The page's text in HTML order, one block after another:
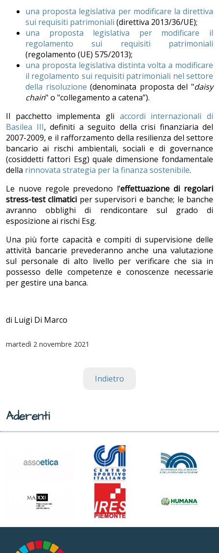
una proposta legislativa per modificare la direttiva
sui requisiti patrimoniali (direttiva 2013/36/UE);
una proposta legislativa per modificare il
regolamento sui requisiti patrimoniali
(regolamento (UE) 575/2013);
una proposta legislativa distinta volta a modificare
il regolamento sui requisiti patrimoniali nel settore
della risoluzione (denominata proposta del "daisy
chain" o "collegamento a catena”).
Il pacchetto implementa gli accordi internazionali di
Basilea III, definiti a seguito della crisi finanziaria del
2007-2009, e il rafforzamento della resilienza del settore
bancario ai rischi ambientali, sociali e di governance
(cosiddetti fattori Esg) quale dimensione fondamentale
della rinnovata strategia per la finanza sostenibile.
Le nuove regole prevedono l’effettuazione di regolari
stress-test climatici per supervisori e banche; le banche
avranno obblighi di rendicontare sul grado di
esposizione ai rischi Esg.
Una più forte capacità e compiti di supervisione delle
attività bancarie prevederanno anche una valutazione
sul personale di alto livello per verificare che sia in
possesso delle competenze e conoscenze necessarie
per gestire una banca.
di Luigi Di Marco
martedì 2 novembre 2021
Indietro
Aderenti